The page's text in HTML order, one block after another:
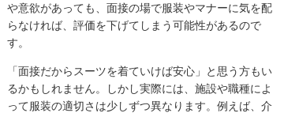
や意欲があっても、面接の場で服装やマナーに気を配
らなければ、評価を下げてしまう可能性があるので
す。
「面接だからスーツを着ていけば安心」と思う方もい
るかもしれません。しかし実際には、施設や職種によ
って服装の適切さは少しずつ異なります。例えば、介